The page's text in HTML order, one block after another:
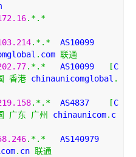
.*.*
.*.*
. com 联通
.*.*
   AS10099
[C
香港 chinaunicomglobal .
.*.*
  AS4837
[C
广东 广州 chinaunicom. c
.*.*
. cn 联通